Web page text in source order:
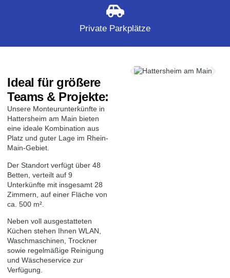
Private Parkplätze
Ideal für größere
Teams & Projekte:
Unsere Monteurunterkünfte in
Hattersheim am Main bieten
eine ideale Kombination aus
Platz und guter Lage im Rhein-
Main-Gebiet.
Der Standort verfügt über 48
Betten, verteilt auf 9
Unterkünfte mit insgesamt 28
Zimmern, auf einer Fläche von
ca. 500 m².
Neben voll ausgestatteten
Küchen stehen Ihnen WLAN,
Waschmaschinen, Trockner
sowie regelmäßige Reinigung
und Wäscheservice zur
Verfügung.